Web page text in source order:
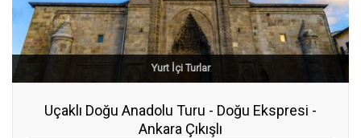
Yurt İçi Turlar
Uçaklı Doğu Anadolu Turu - Doğu Ekspresi -
Ankara Çıkışlı